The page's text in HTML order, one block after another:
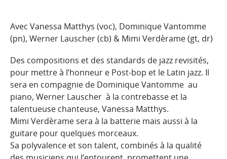
Avec Vanessa Matthys (voc), Dominique Vantomme
(pn), Werner Lauscher (cb) & Mimi Verdèrame (gt, dr)
Des compositions et des standards de jazz revisités,
pour mettre à l’honneur e Post-bop et le Latin jazz. Il
sera en compagnie de Dominique Vantomme au
piano, Werner Lauscher à la contrebasse et la
talentueuse chanteuse, Vanessa Matthys.
Mimi Verdèrame sera à la batterie mais aussi à la
guitare pour quelques morceaux.
Sa polyvalence et son talent, combinés à la qualité